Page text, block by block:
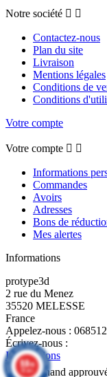
Notre société  
Contactez-nous
Plan du site
Livraison
Mentions légales
Conditions de
Conditions
Votre compte
Votre compte  
Informations
Commandes
Avoirs
Adresses
Bons de
Mes alertes
Informations
protype3d
2 rue du Menez
35520 MELESSE
France
Appelez-nous :
Écrivez-nous :
Informations
Marchand
9.8/10
50 avis